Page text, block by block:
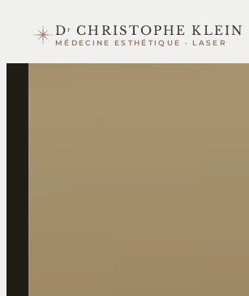
Dʳ CHRISTOPHE KLEIN
MÉDECINE ESTHÉTIQUE · LASER